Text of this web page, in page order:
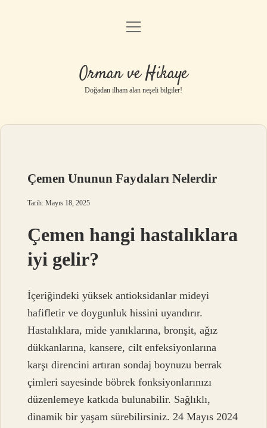
Anasayfa
Yasal Uyarı
menüyü
Orman ve Hikaye
Doğadan ilham alan neşeli bilgiler!
Çemen Ununun Faydaları Nelerdir
Tarih: Mayıs 18, 2025
Çemen hangi hastalıklara
iyi gelir?
İçeriğindeki yüksek antioksidanlar mideyi
hafifletir ve doygunluk hissini uyandırır.
Hastalıklara, mide yanıklarına, bronşit, ağız
dükkanlarına, kansere, cilt enfeksiyonlarına
karşı direncini artıran sondaj boynuzu berrak
çimleri sayesinde böbrek fonksiyonlarınızı
düzenlemeye katkıda bulunabilir. Sağlıklı,
dinamik bir yaşam sürebilirsiniz. 24 Mayıs 2024